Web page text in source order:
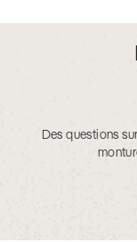
Des questions